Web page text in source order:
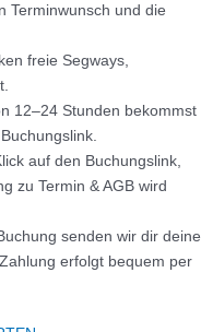
Terminwunsch und die
freie Segways,
12–24 Stunden bekommst
auf den Buchungslink,
zu Termin & AGB wird
senden wir dir deine
erfolgt bequem per